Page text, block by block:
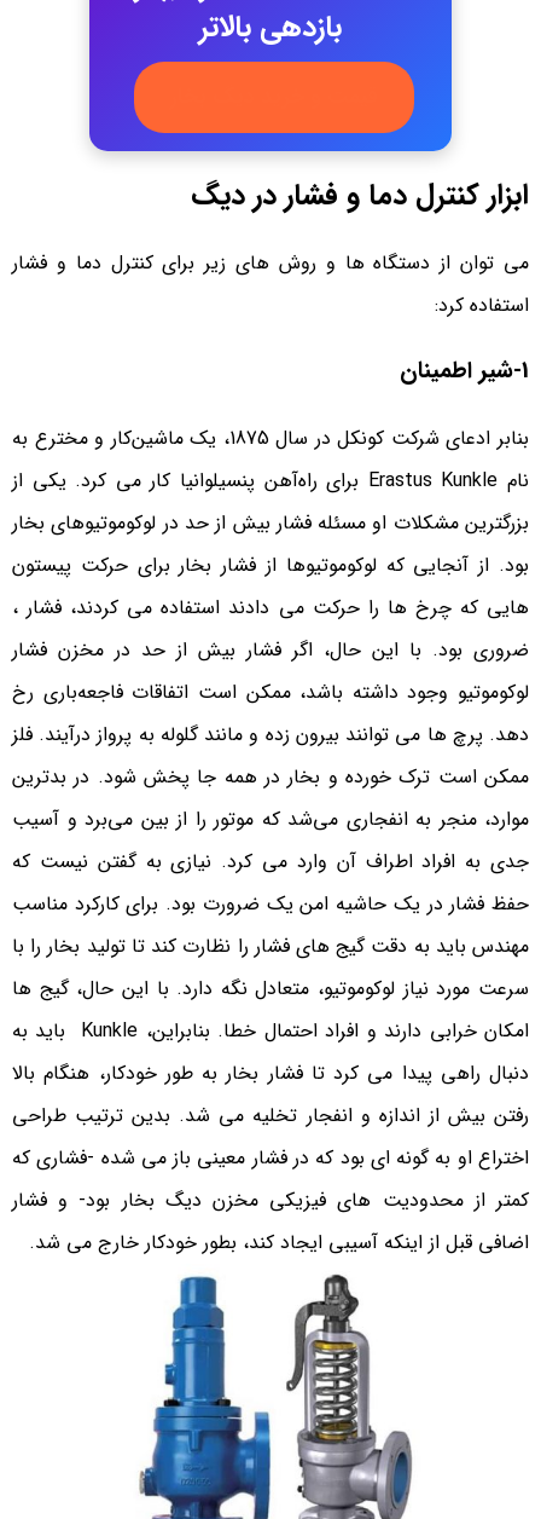
بازدهی بالاتر
ابزار کنترل دما و فشار در دیگ
می توان از دستگاه ها و روش های زیر برای کنترل دما و فشار
استفاده کرد:
1-شیر اطمینان
بنابر ادعای شرکت کونکل در سال 1875، یک ماشین‌کار و مخترع به
نام Erastus Kunkle برای راه‌آهن پنسیلوانیا کار می کرد. یکی از
بزرگترین مشکلات او مسئله فشار بیش از حد در لوکوموتیوهای بخار
بود. از آنجایی که لوکوموتیوها از فشار بخار برای حرکت پیستون
هایی که چرخ ها را حرکت می دادند استفاده می کردند، فشار ،
ضروری بود. با این حال، اگر فشار بیش از حد در مخزن فشار
لوکوموتیو وجود داشته باشد، ممکن است اتفاقات فاجعه‌باری رخ
دهد. پرچ ها می توانند بیرون زده و مانند گلوله به پرواز درآیند. فلز
ممکن است ترک خورده و بخار در همه جا پخش شود. در بدترین
موارد، منجر به انفجاری می‌شد که موتور را از بین می‌برد و آسیب
جدی به افراد اطراف آن وارد می کرد. نیازی به گفتن نیست که
حفظ فشار در یک حاشیه امن یک ضرورت بود. برای کارکرد مناسب
مهندس باید به دقت گیج های فشار را نظارت کند تا تولید بخار را با
سرعت مورد نیاز لوکوموتیو، متعادل نگه دارد. با این حال، گیج ها
امکان خرابی دارند و افراد احتمال خطا. بنابراین، Kunkle باید به
دنبال راهی پیدا می کرد تا فشار بخار به طور خودکار، هنگام بالا
رفتن بیش از اندازه و انفجار تخلیه می شد. بدین ترتیب طراحی
اختراع او به گونه ای بود که در فشار معینی باز می شده -فشاری که
کمتر از محدودیت های فیزیکی مخزن دیگ بخار بود- و فشار
اضافی قبل از اینکه آسیبی ایجاد کند، بطور خودکار خارج می شد.